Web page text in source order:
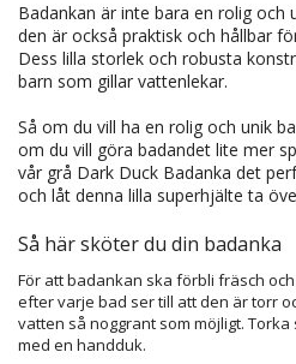
Badankan är inte bara en rolig och
den är också praktisk och hållbar
Dess lilla storlek och robusta
barn som gillar vattenlekar.
Så om du vill ha en rolig och unik
om du vill göra badandet lite mer
vår grå Dark Duck Badanka det
och låt denna lilla superhjälte ta
Så här sköter du din badanka
För att badankan ska förbli fräsch
efter varje bad ser till att den är torr
vatten så noggrant som möjligt.
med en handduk.